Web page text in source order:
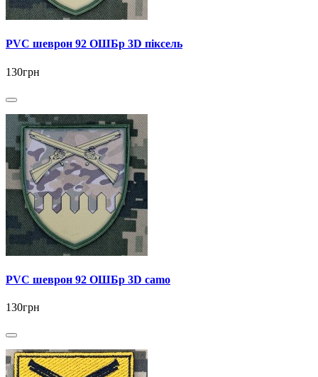
PVC шеврон 92 ОШБр 3D піксель
130грн
PVC шеврон 92 ОШБр 3D camo
130грн